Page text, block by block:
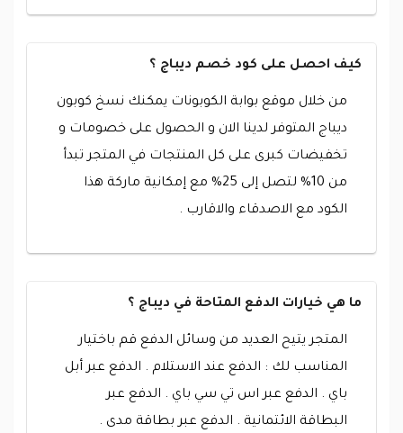
كيف احصل على كود خصم ديباج ؟
من خلال موقع بوابة الكوبونات يمكنك نسخ كوبون
ديباج المتوفر لدينا الان و الحصول على خصومات و
تخفيضات كبرى على كل المنتجات في المتجر تبدأ
من 10% لتصل إلى 25% مع إمكانية ماركة هذا
الكود مع الاصدقاء والاقارب .
ما هي خيارات الدفع المتاحة في ديباج ؟
المتجر يتيح العديد من وسائل الدفع قم باختيار
المناسب لك : الدفع عند الاستلام . الدفع عبر أبل
باي . الدفع عبر اس تي سي باي . الدفع عبر
البطاقة الائتمانية . الدفع عبر بطاقة مدى .